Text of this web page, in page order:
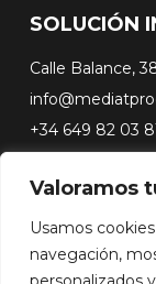
Valoramos
Usamos
navegación,
SOLUCIÓN
Calle Balance,
+34 649 82 03
A